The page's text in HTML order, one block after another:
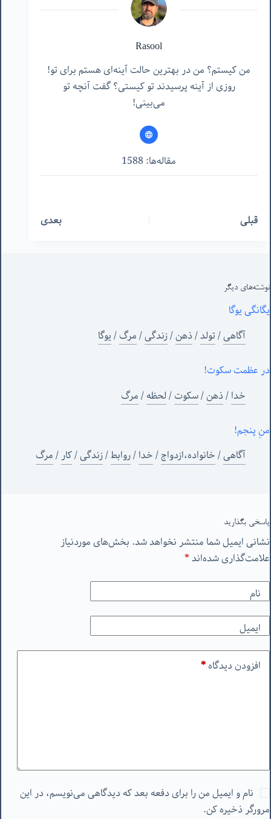
Rasool
من کیستم؟ من در بهترین حالت آینه‌ای هستم برای تو!
روزی از آینه پرسیدند تو کیستی؟ گفت آنچه تو
می‌بینی!
مقاله‌ها: 1588
قبلی بعدی
نوشته‌های‌ دیگر
یگانگی یوگا
آگاهی/تولد/ذهن/زندگی/مرگ/یوگا
در عظمت سکوت!
خدا/ذهن/سکوت/لحظه/مرگ
منِ پنجم!
آگاهی/خانواده،ازدواج/خدا/روابط/زندگی/کار/مرگ
پاسخی بگذارید
نشانی ایمیل شما منتشر نخواهد شد. بخش‌های موردنیاز
علامت‌گذاری شده‌اند*
نام
ایمیل
افزودن دیدگاه*
نام و ایمیل من را برای دفعه بعد که دیدگاهی می‌نویسم، در این
مرورگر ذخیره کن.